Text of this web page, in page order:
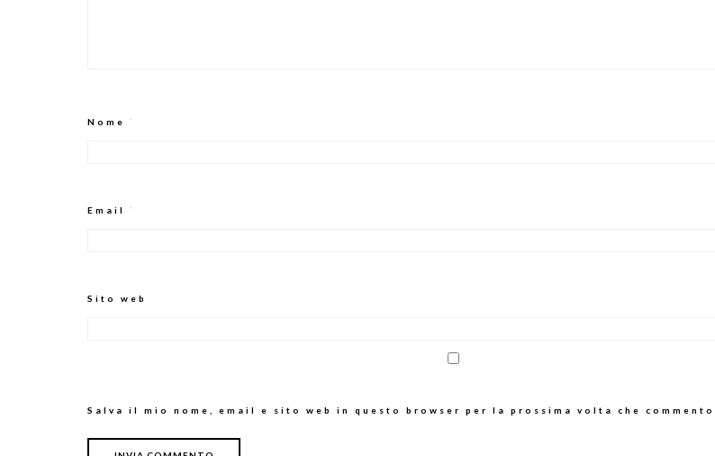
Nome *
Email *
Sito web
Salva il mio nome, email e sito web in questo browser per la prossima volta che commento.